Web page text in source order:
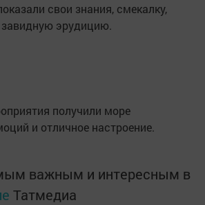
свои знания, смекалку,
завидную эрудицию.
получили море
и отличное настроение.
важным и интересным в
Татмедиа